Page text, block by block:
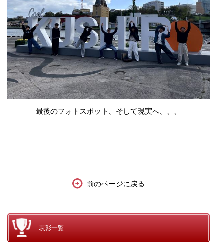
最後のフォトスポット、そして現実へ、、、
前のページに戻る
表彰一覧